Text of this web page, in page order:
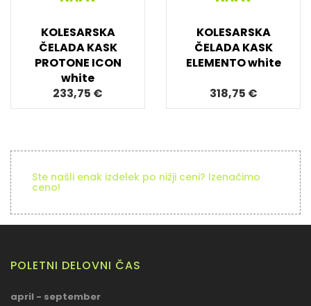
KOLESARSKA
ČELADA KASK
PROTONE ICON
white
233,75 €
KOLESARSKA
ČELADA KASK
ELEMENTO white
318,75 €
Ste našli enak izdelek po nižji ceni? Izenačimo
ceno!
POLETNI DELOVNI ČAS
april - september